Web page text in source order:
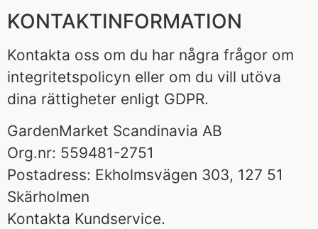
KONTAKTINFORMATION
Kontakta oss om du har några frågor om
integritetspolicyn eller om du vill utöva
dina rättigheter enligt GDPR.
GardenMarket Scandinavia AB
Org.nr: 559481-2751
Postadress: Ekholmsvägen 303, 127 51
Skärholmen
Kontakta Kundservice.